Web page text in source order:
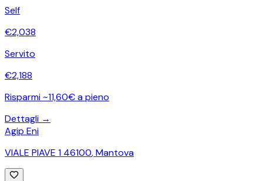
Self
€2,038
Servito
€2,188
Risparmi ~11,60€ a pieno
Dettagli →
Agip Eni
VIALE PIAVE 1 46100,Mantova